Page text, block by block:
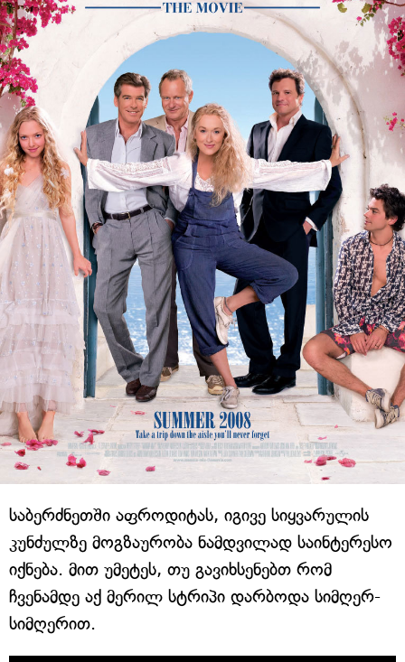
საბერძნეთში აფროდიტას, იგივე სიყვარულის
კუნძულზე მოგზაურობა ნამდვილად საინტერესო
იქნება. მით უმეტეს, თუ გავიხსენებთ რომ
ჩვენამდე აქ მერილ სტრიპი დარბოდა სიმღერ-
სიმღერით.